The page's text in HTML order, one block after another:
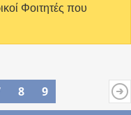
Φοιτητές που
8 9